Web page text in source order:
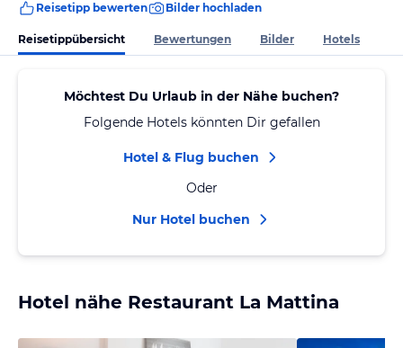
Reisetipp bewerten Bilder hochladen
Reisetippübersicht Bewertungen Bilder Hotels
Möchtest Du Urlaub in der Nähe buchen?
Folgende Hotels könnten Dir gefallen
Hotel & Flug buchen
Oder
Nur Hotel buchen
Hotel nähe Restaurant La Mattina